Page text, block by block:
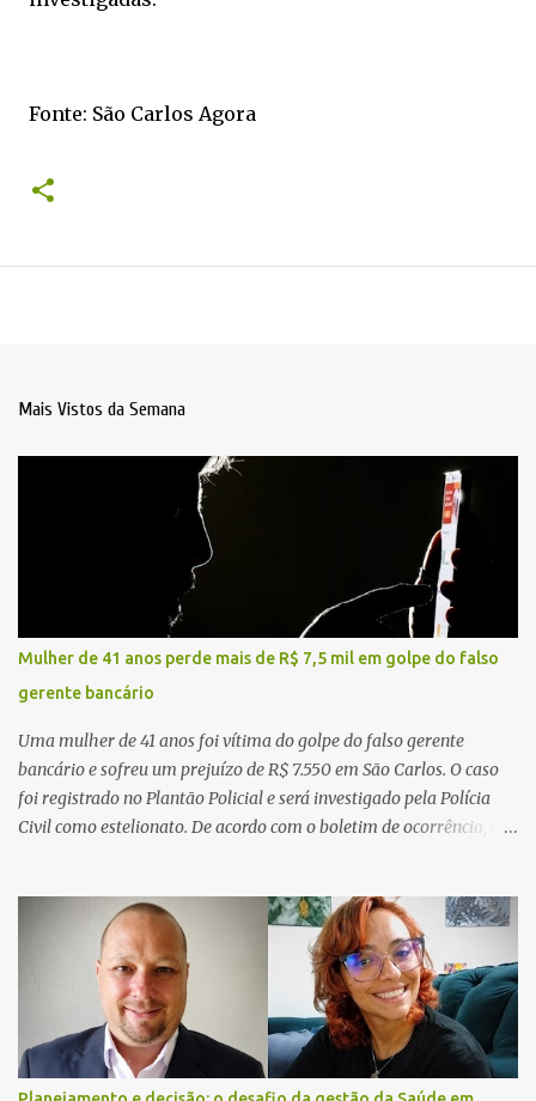
Fonte: São Carlos Agora
Mais Vistos da Semana
Mulher de 41 anos perde mais de R$ 7,5 mil em golpe do falso
gerente bancário
Uma mulher de 41 anos foi vítima do golpe do falso gerente
bancário e sofreu um prejuízo de R$ 7.550 em São Carlos. O caso
foi registrado no Plantão Policial e será investigado pela Polícia
Civil como estelionato. De acordo com o boletim de ocorrência, a
suspeito alegou que seria necessário atualizar o cadastro da conta
e passou a orientar a vítima sobre os procedimentos que deveriam
ser realizados. Dias depois, o golpista enviou um documento em
PDF simulando uma comunicação oficial da instituição financeira.
Na sequência, entrou em contato por telefone e encaminhou um
link, orientando a vítima a acessá-lo pelo computador para
concluir a suposta atualização cadastral. Após realizar o